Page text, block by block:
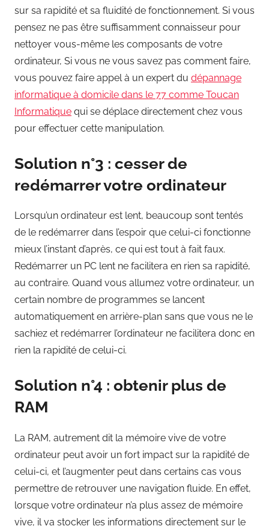
sur sa rapidité et sa fluidité de fonctionnement. Si vous
pensez ne pas être suffisamment connaisseur pour
nettoyer vous-même les composants de votre
ordinateur, Si vous ne vous savez pas comment faire,
vous pouvez faire appel à un expert du dépannage
informatique à domicile dans le 77 comme Toucan
Informatique qui se déplace directement chez vous
pour effectuer cette manipulation.
Solution n°3 : cesser de
redémarrer votre ordinateur
Lorsqu’un ordinateur est lent, beaucoup sont tentés
de le redémarrer dans l’espoir que celui-ci fonctionne
mieux l’instant d’après, ce qui est tout à fait faux.
Redémarrer un PC lent ne facilitera en rien sa rapidité,
au contraire. Quand vous allumez votre ordinateur, un
certain nombre de programmes se lancent
automatiquement en arrière-plan sans que vous ne le
sachiez et redémarrer l’ordinateur ne facilitera donc en
rien la rapidité de celui-ci.
Solution n°4 : obtenir plus de
RAM
La RAM, autrement dit la mémoire vive de votre
ordinateur peut avoir un fort impact sur la rapidité de
celui-ci, et l’augmenter peut dans certains cas vous
permettre de retrouver une navigation fluide. En effet,
lorsque votre ordinateur n’a plus assez de mémoire
vive, il va stocker les informations directement sur le